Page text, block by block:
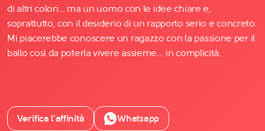
di altri colori... ma un uomo con le idee chiare e,
soprattutto, con il desiderio di un rapporto serio e concreto.
Mi piacerebbe conoscere un ragazzo con la passione per il
ballo così da poterla vivere assieme... in complicità.
Verifica l’affinità Whatsapp